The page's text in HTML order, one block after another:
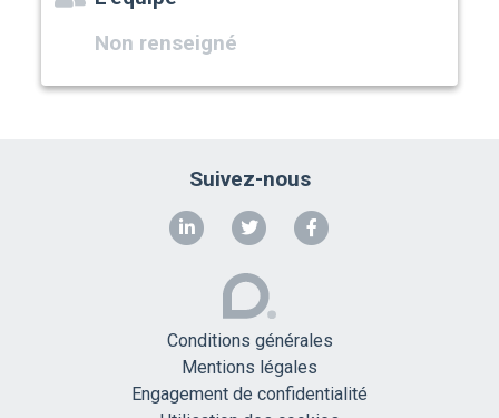
Non renseigné
Suivez-nous
Conditions générales
Mentions légales
Engagement de confidentialité